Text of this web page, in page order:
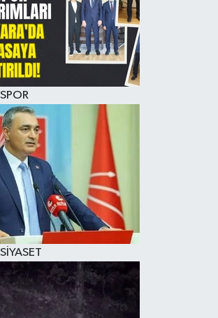
SPOR
SİYASET